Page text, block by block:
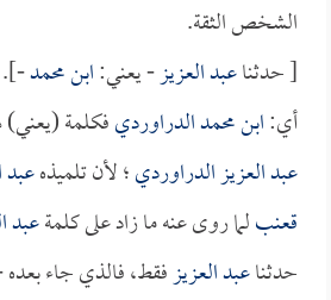
الشخص الثقة.
[ حدثناعبد العزيز- يعني:ابن محمد-].
أي:ابن محمد الدراورديفكلمة
عبد العزيز الدراوردي؛ لأن تلميذه
قعنبلما روى عنه ما زاد على كلمةعبد
حدثناعبد العزيزفقط، فالذي جاء